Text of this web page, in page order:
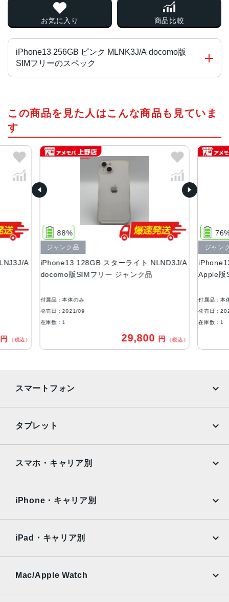
お気に入り 商品比較
iPhone13 256GB ピンク MLNK3J/A docomo版
SIMフリーのスペック
A15 Bionicチップ2つの高性能コアと4つの高効率コアを搭
載した新しい6コアCPU新しい4コアGPU新しい16コアNeu
ral Engine
カラー
(PRODUCT)RED 、スターライト、ミッドナイト、ブル
ー、ピンク、グリーン
128GB、256GB、512GB
サイズ・重さ
146.7×71.5×7.65mm ・173g
液晶
EC規格60529にもとづくIP68等級（最大水深6メートルで
最大30分間）
カメラ
ームアウト最大5倍のデジタルズーム
生体認証
TrueDepthカメラによる顔認識の有効化
発売日
2021年9月24日
この商品を見た人はこんな商品も見ていま
す
A
円 （税込）
iPhone13 128GB スターライト NLND3J/A
docomo版SIMフリー ジャンク品
88%
ジャンク品
付属品：本体のみ
発売日：2021/09
在庫数：1
29,800 円 （税込）
Apple版
ジャン
付属品：本
発売日：
在庫数：1
スマートフォン
AQUOS
OPPO Android
タブレット
Surface
Xiaomi Tablet
スマホ・キャリア別
Ymobile
UQmobile
iPhone・キャリア別
Ymobile
UQmobile
iPad・キャリア別
Mac/Apple Watch